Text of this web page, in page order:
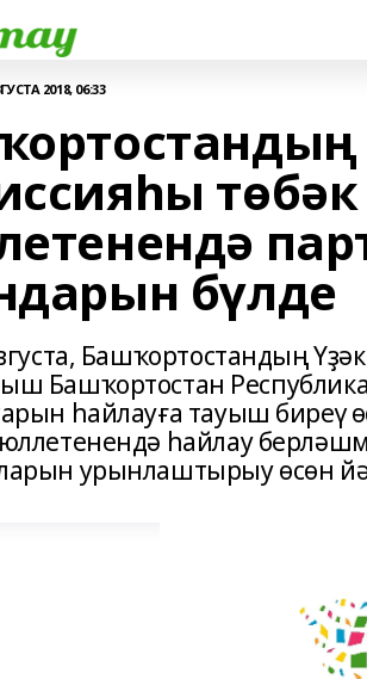
2018, 06:33
бүлде
Башҡортостандың
Башҡортостан
һайлауға тауыш биреү
һайлау
урынлаштырыу өсөн